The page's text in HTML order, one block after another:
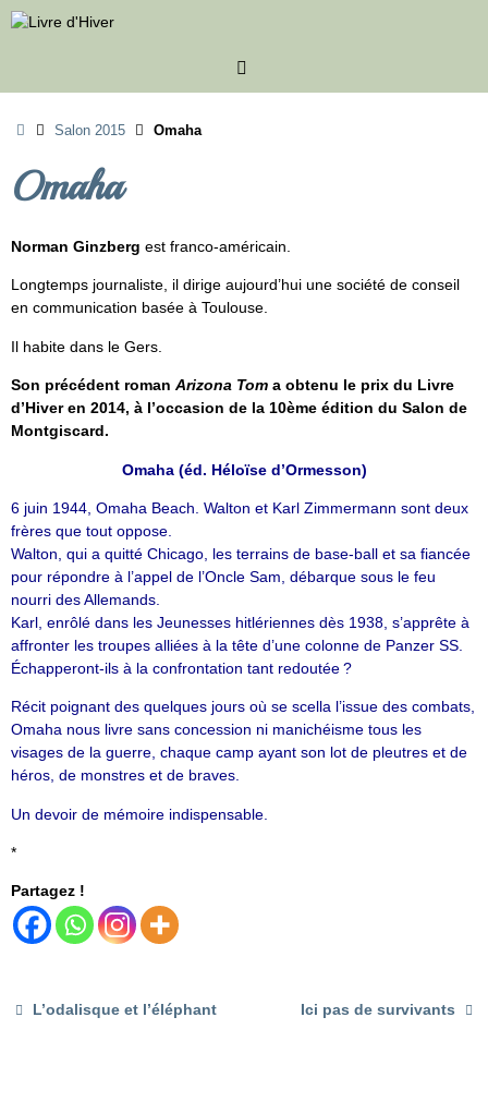
Passer
au
AccueilSalon 2015 Omaha
Omaha
Norman Ginzberg est franco-américain.
Longtemps journaliste, il dirige aujourd’hui une société de conseil
en communication basée à Toulouse.
Il habite dans le Gers.
Son précédent roman Arizona Tom a obtenu le prix du Livre
d’Hiver en 2014, à l’occasion de la 10ème édition du Salon de
Montgiscard.
Omaha (éd. Héloïse d’Ormesson)
6 juin 1944, Omaha Beach. Walton et Karl Zimmermann sont deux
frères que tout oppose.
Walton, qui a quitté Chicago, les terrains de base-ball et sa fiancée
pour répondre à l’appel de l’Oncle Sam, débarque sous le feu
nourri des Allemands.
Karl, enrôlé dans les Jeunesses hitlériennes dès 1938, s’apprête à
affronter les troupes alliées à la tête d’une colonne de Panzer SS.
Échapperont-ils à la confrontation tant redoutée ?
Récit poignant des quelques jours où se scella l’issue des combats,
Omaha nous livre sans concession ni manichéisme tous les
visages de la guerre, chaque camp ayant son lot de pleutres et de
héros, de monstres et de braves.
Un devoir de mémoire indispensable.
*
Partagez !
L’odalisque et l’éléphant Ici pas de survivants